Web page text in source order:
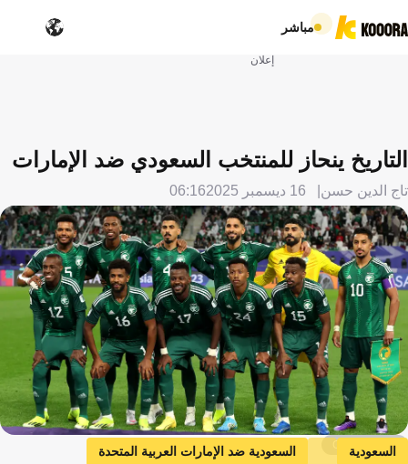
مباشر
إعلان
التاريخ ينحاز للمنتخب السعودي ضد الإمارات
تاج الدين حسن 16 ديسمبر 2025 06:16
Getty Images
السعودية
السعودية ضد الإمارات العربية المتحدة